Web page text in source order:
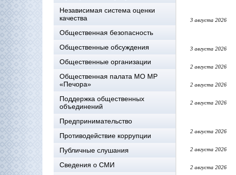
Независимая система оценки
качества
Общественная безопасность
Общественные обсуждения
Общественные организации
Общественная палата МО МР
«Печора»
Поддержка общественных
объединений
Предпринимательство
Противодействие коррупции
Публичные слушания
Сведения о СМИ
3 августа 2026
3 августа 2026
2 августа 2026
2 августа 2026
2 августа 2026
2 августа 2026
2 августа 2026
2 августа 2026